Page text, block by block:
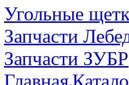
Угольные
Запчасти
Запчасти ЗУБР
Главная